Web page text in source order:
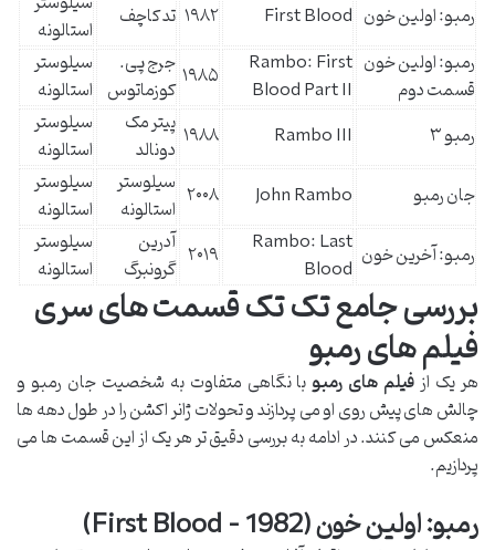
رمبو: اولین خون First Blood ۱۹۸۲ تد کاچف
استالونه
رمبو: اولین خون
قسمت دوم
Rambo: First
Blood Part II ۱۹۸۵جرج پی.
کوزماتوس
سیلوستر
استالونه
رمبو ۳
Rambo III ۱۹۸۸ پیتر مک
دونالد
سیلوستر
استالونه
جان رمبو
John Rambo ۲۰۰۸ سیلوستر
استالونه
سیلوستر
استالونه
رمبو: آخرین خون Rambo: Last
Blood ۲۰۱۹ آدرین
گرونبرگ
سیلوستر
استالونه
بررسی جامع تک تک قسمت های سری
فیلم های رمبو
هر یک ازفیلم های رمبوبا نگاهی متفاوت به شخصیت جان رمبو و
چالش های پیش روی او می پردازند و تحولات ژانر اکشن را در طول دهه ها
منعکس می کنند. در ادامه به بررسی دقیق تر هر یک از این قسمت ها می
پردازیم.
رمبو: اولین خون (First Blood – 1982)